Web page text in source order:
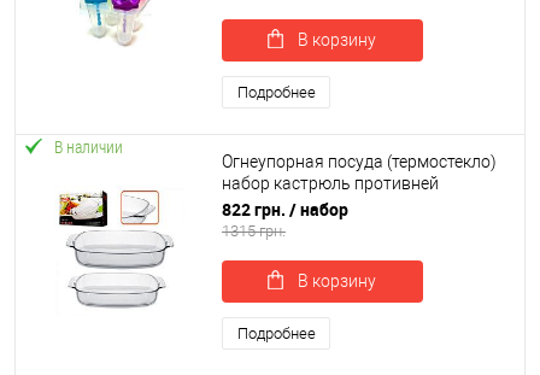
В корзину
Подробнее
В наличии
Огнеупорная посуда (термостекло)
набор кастрюль противней
стеклянных для запекания 2шт
Stenson Firex (MS-0514)
822 грн. / набор
1315 грн.
В корзину
Подробнее